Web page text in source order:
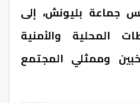
جماعة بليونش، إلى
المحلية والأمنية
وممثلي المجتمع